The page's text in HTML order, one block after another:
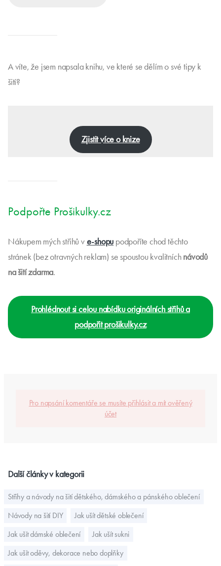
A víte, že jsem napsala knihu, ve které se dělím o své tipy k
šití?
Zjistit více o knize
Podpořte Prošikulky.cz
Nákupem mých střihů ve-shopu podpoříte chod těchto
stránek (bez otravných reklam) se spoustou kvalitníchnávodů
na šití zdarma.
Prohlédnout si celou nabídku originálních střihů a
podpořit prošikulky.cz
Pro napsání komentáře se musíte přihlásit a mít ověřený
účet
Další články v kategorii
Střihy a návody na šití dětského, dámského a pánského oblečení
Návody na šití DIY
Jak ušít dětské oblečení
Jak ušít dámské oblečení
Jak ušít sukni
Jak ušít oděvy, dekorace nebo doplňky